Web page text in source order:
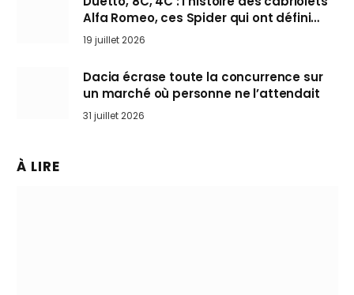
Alfa Romeo, ces Spider qui ont défini
l’art de rouler cheveux au vent
19 juillet 2026
Dacia écrase toute la concurrence sur
un marché où personne ne l’attendait
31 juillet 2026
À LIRE